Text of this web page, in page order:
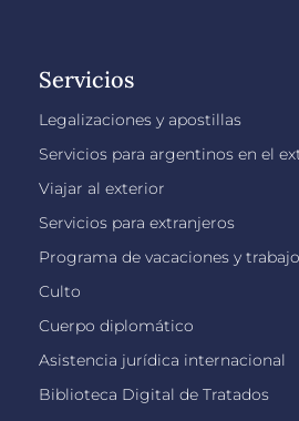
Servicios
Legalizaciones y apostillas
Servicios para argentinos en el
Viajar al exterior
Servicios para extranjeros
Programa de vacaciones y trabajo
Culto
Cuerpo diplomático
Asistencia jurídica internacional
Biblioteca Digital de Tratados